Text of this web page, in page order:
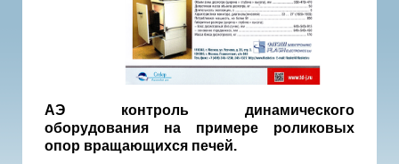
АЭ контроль динамического
оборудования на примере роликовых
опор вращающихся печей.